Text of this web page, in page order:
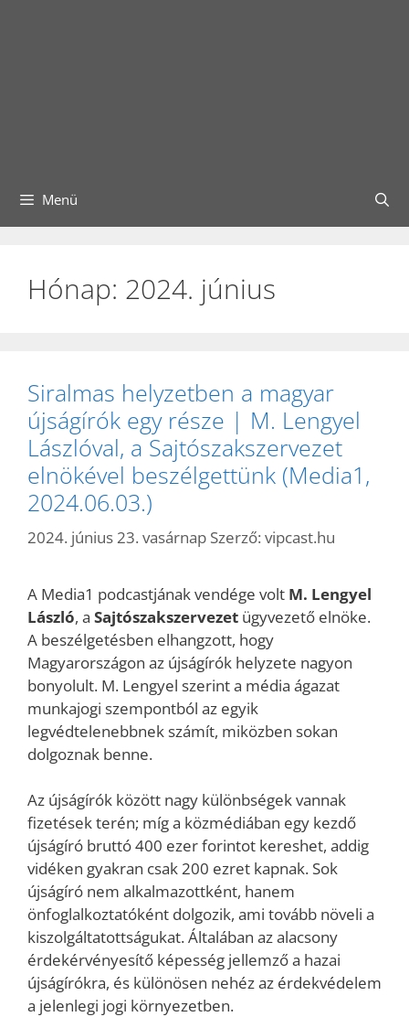
Menü
Hónap: 2024. június
Siralmas helyzetben a magyar
újságírók egy része | M. Lengyel
Lászlóval, a Sajtószakszervezet
elnökével beszélgettünk (Media1,
2024.06.03.)
2024. június 23. vasárnap Szerző: vipcast.hu
A Media1 podcastjának vendége volt M. Lengyel
László, a Sajtószakszervezet ügyvezető elnöke.
A beszélgetésben elhangzott, hogy
Magyarországon az újságírók helyzete nagyon
bonyolult. M. Lengyel szerint a média ágazat
munkajogi szempontból az egyik
legvédtelenebbnek számít, miközben sokan
dolgoznak benne.
Az újságírók között nagy különbségek vannak
fizetések terén; míg a közmédiában egy kezdő
újságíró bruttó 400 ezer forintot kereshet, addig
vidéken gyakran csak 200 ezret kapnak. Sok
újságíró nem alkalmazottként, hanem
önfoglalkoztatóként dolgozik, ami tovább növeli a
kiszolgáltatottságukat. Általában az alacsony
érdekérvényesítő képesség jellemző a hazai
újságírókra, és különösen nehéz az érdekvédelem
a jelenlegi jogi környezetben.